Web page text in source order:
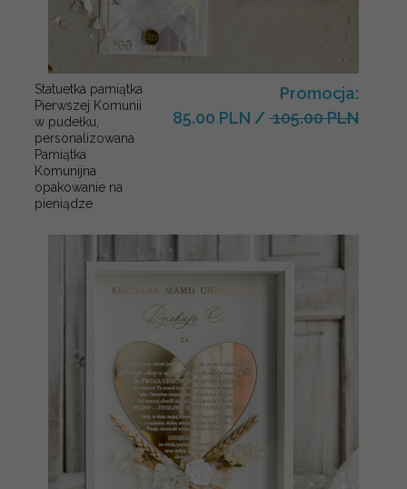
Statuetka pamiątka
Pierwszej Komunii
w pudełku,
personalizowana
Pamiątka
Komunijna
opakowanie na
pieniądze
Promocja:
85.00 PLN / 105.00 PLN